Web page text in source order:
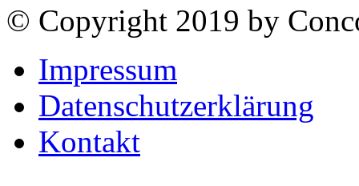
© Copyright 2019 by
Impressum
Datenschutzerklärung
Kontakt